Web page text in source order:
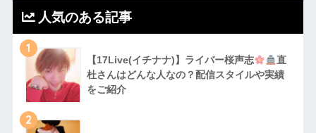
人気のある記事
1
【17Live(イチナナ)】ライバー桜声志
直
杜さんはどんな人なの？配信スタイルや実績
をご紹介
2